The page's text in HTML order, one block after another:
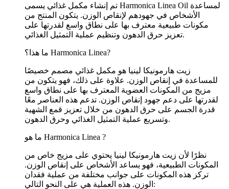
تم إنشاء مكمل غذائي يسمى Harmonica Linea Oil لمساعدة
الأشخاص في جهودهم لإنقاص الوزن. يتكون المنتج من
مكونات طبيعية معترف بها على نطاق واسع لقدرتها على
تعزيز حرق الدهون وتنظيم عملية التمثيل الغذائي.
ما هذا؟ Harmonica Linea?
زيت هارمونيكا لينيا هو مكمل غذائي مصمم خصيصًا
للمساعدة في إنقاص الوزن. علاوة على ذلك، فهو يتكون من
مزيج من المكونات العضوية المعترف بها على نطاق واسع
لقدرتها على دعم جهود إنقاص الوزن. تدعم هذه العناصر معًا
قدرة الجسم على حرق الدهون من خلال تعزيز قمع الشهية
وتسريع عملية التمثيل الغذائي وحرق الدهون.
ما هو Harmonica Linea ?
نظرًا لأن زيت هارمونيكا لينيا يحتوي على مزيج خاص من
المكونات الطبيعية، فهو يساعد الأشخاص على إنقاص الوزن.
تركز هذه المكونات على جوانب مختلفة من عملية فقدان
الوزن. هذه العملية هي على النحو التالي: